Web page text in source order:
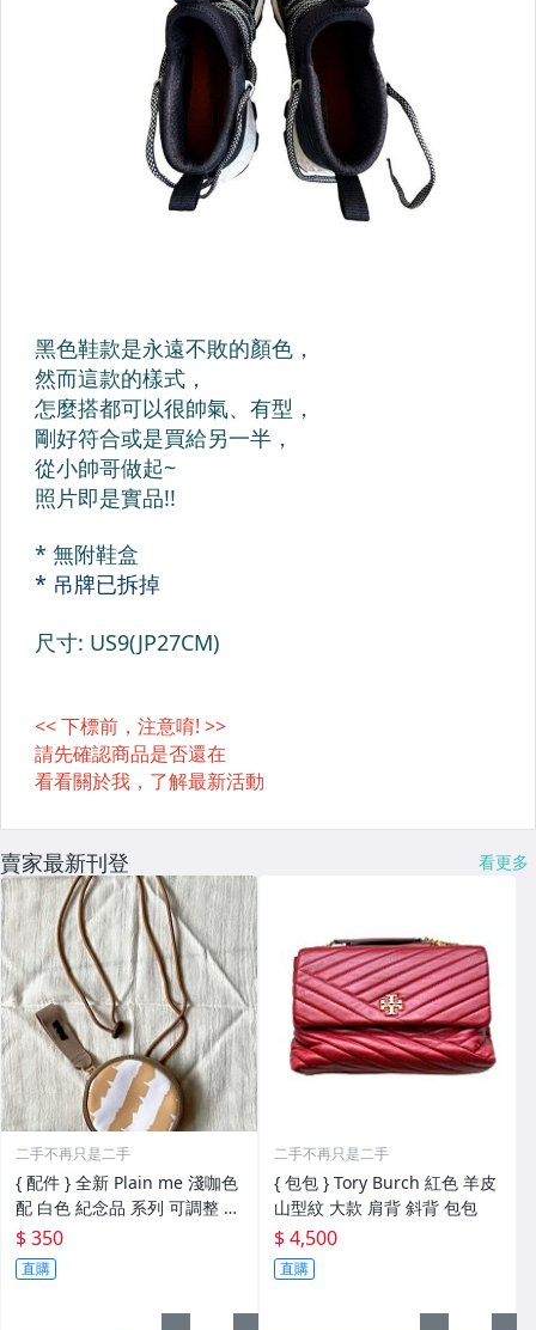
賣家最新刊登 看更多
二手不再只是二手
{ 配件 } 全新 Plain me 淺咖色
配 白色 紀念品 系列 可調整 背
帶 圓形 萬用包
$ 350
直購
二手不再只是二手
{ 包包 } Tory Burch 紅色 羊皮
山型紋 大款 肩背 斜背 包包
$ 4,500
直購